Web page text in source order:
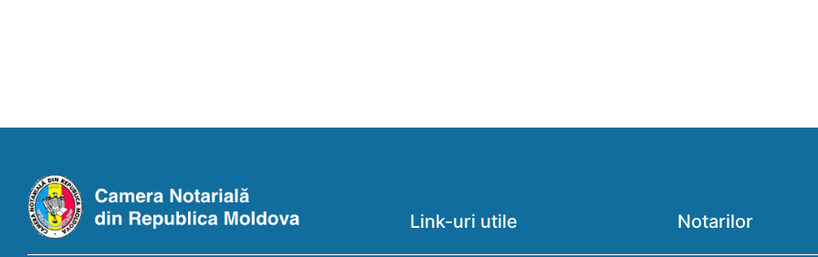
Link-uri utile Notarilor